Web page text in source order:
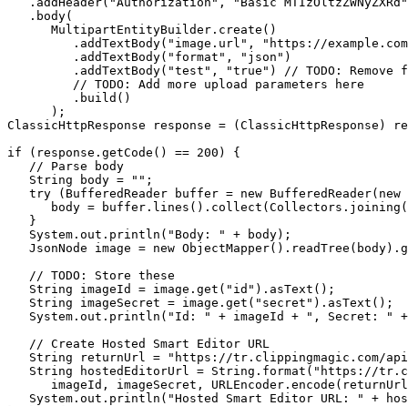
   .body(
      MultipartEntityBuilder.create()
.addTextBody("image.url", "https://
         .addTextBody("format", "json")
.addTextBody("test", "true") // TODO: Remove
         // TODO: Add more upload parameters here
         .build()
      );
ClassicHttpResponse response = (ClassicHttpResponse)
if (response.getCode() == 200) {
   // Parse body
   String body = "";
try (BufferedReader buffer = new
body =
   }
   System.out.println("Body: " + body);
JsonNode image = new
   // TODO: Store these
   String imageId = image.get("id").asText();
   String imageSecret = image.get("secret").asText();
System.out.println("Id: " + imageId + ", Secret: "
   // Create Hosted Smart Editor URL
String returnUrl = "https://tr.clippingmagic.com/
String hostedEditorUrl = String.format("https://
imageId, imageSecret,
System.out.println("Hosted Smart Editor URL: " +